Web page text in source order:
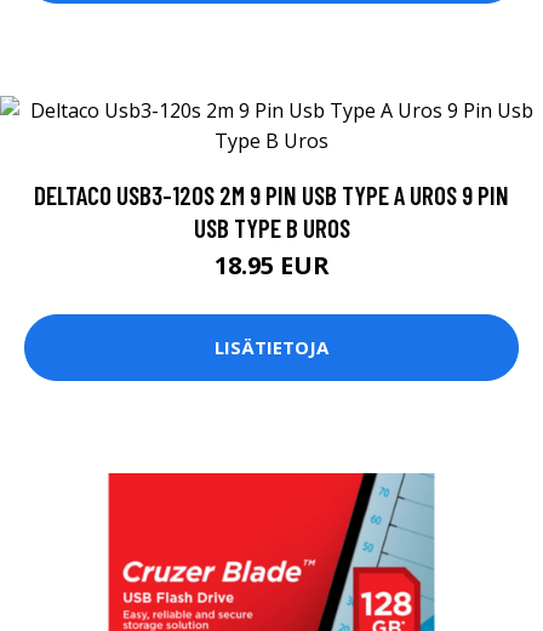
DELTACO USB3-120S 2M 9 PIN USB TYPE A UROS 9 PIN
USB TYPE B UROS
18.95 EUR
LISÄTIETOJA